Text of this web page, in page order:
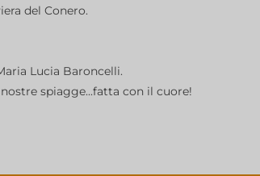
del Conero.
Lucia Baroncelli.
spiagge...fatta con il cuore!